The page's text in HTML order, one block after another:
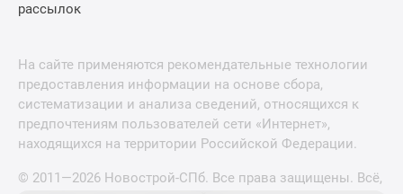
рассылок
На сайте применяются рекомендательные технологии
предоставления информации на основе сбора,
систематизации и анализа сведений, относящихся к
предпочтениям пользователей сети «Интернет»,
находящихся на территории Российской Федерации.
© 2011—2026 Новострой-СПб. Все права защищены. Всё,